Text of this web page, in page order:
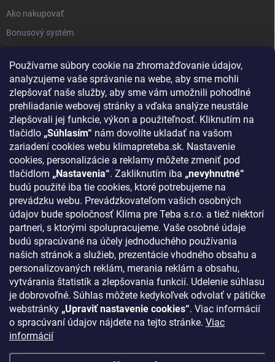
Používame súbory cookie na zhromažďovanie údajov,
analyzujeme vaše správanie na webe, aby sme mohli
zlepšovať naše služby, aby sme vám umožnili pohodlné
prehliadanie webovej stránky a vďaka analýze neustále
zlepšovali jej funkcie, výkon a použiteľnosť. Kliknutím na
tlačidlo „Súhlasím“ nám dovolíte ukladať na vašom
zariadení cookies webu klimapreteba.sk. Nastavenie
cookies, personalizácie a reklamy môžete zmeniť pod
tlačidlom „Nastavenia“. Zakliknutím iba „nevyhnutné“
budú použité iba tie cookies, ktoré potrebujeme na
prevádzku webu. Prevádzkovateľom vašich osobných
údajov bude spoločnosť Klíma pre Teba s.r.o. a tiež niektorí
partneri, s ktorými spolupracujeme. Vaše osobné údaje
budú spracúvané na účely jednoduchého používania
našich stránok a služieb, prezentácie vhodného obsahu a
personalizovaných reklám, merania reklám a obsahu,
vytvárania štatistík a zlepšovania funkcií. Udelenie súhlasu
je dobrovoľné. Súhlas môžete kedykoľvek odvolať v pätičke
webstránky „Upraviť nastavenie cookies“. Viac informácií
o spracúvaní údajov nájdete na tejto stránke. Viac
informácií
Ako nakupovať
Bonusový systém
Blog - najnovšie články
Obchodné podmienky
Podmienky ochrany osobných údajov
Odstúpenie od zmluvy
Kontakty
KONTAKT
klima@klimapreteba.sk
0907 044 080
https://www.facebook.com/klimapreteba.sk
klimapreteba
https://www.youtube.com/@klimapreteba